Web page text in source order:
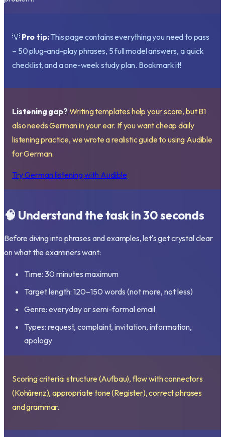
💡 Pro tip:This page contains everything you need to pass
– 50 plug-and-play phrases, 5 full model answers, a quick
checklist, and a one-week study plan. Bookmark it!
Listening gap? Writing templates help your score, but B1
also needs German in your ear. If you want cheap daily
listening practice, we wrote a realistic guide to using Audible
for German.
Try German listening with Audible
🧠 Understand the task in 30 seconds
Before diving into phrases and examples, let's get crystal clear
on what the examiners want:
Time: 30 minutes maximum
Target length: 120–150 words (not more, not less)
Genre: everyday or semi-formal email
Types: request, complaint, invitation, information,
apology
Scoring criteria: structure (Aufbau), flow with connectors
(Kohärenz), appropriate tone (Register), correct phrases
and grammar.